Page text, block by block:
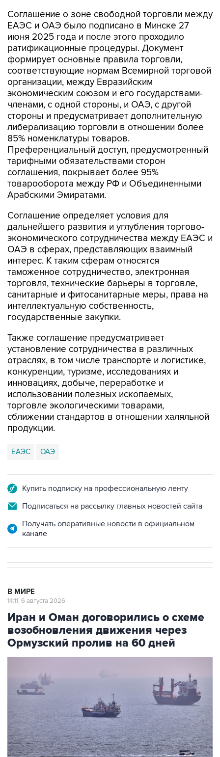
Соглашение о зоне свободной торговли между
ЕАЭС и ОАЭ было подписано в Минске 27
июня 2025 года и после этого проходило
ратификационные процедуры. Документ
формирует основные правила торговли,
соответствующие нормам Всемирной торговой
организации, между Евразийским
экономическим союзом и его государствами-
членами, с одной стороны, и ОАЭ, с другой
стороны и предусматривает дополнительную
либерализацию торговли в отношении более
85% номенклатуры товаров.
Преференциальный доступ, предусмотренный
тарифными обязательствами сторон
соглашения, покрывает более 95%
товарооборота между РФ и Объединенными
Арабскими Эмиратами.
Соглашение определяет условия для
дальнейшего развития и углубления торгово-
экономического сотрудничества между ЕАЭС и
ОАЭ в сферах, представляющих взаимный
интерес. К таким сферам относятся
таможенное сотрудничество, электронная
торговля, технические барьеры в торговле,
санитарные и фитосанитарные меры, права на
интеллектуальную собственность,
государственные закупки.
Также соглашение предусматривает
установление сотрудничества в различных
отраслях, в том числе транспорте и логистике,
конкуренции, туризме, исследованиях и
инновациях, добыче, переработке и
использовании полезных ископаемых,
торговле экологическими товарами,
сближении стандартов в отношении халяльной
продукции.
ЕАЭС ОАЭ
Купить подписку на профессиональную ленту
Подписаться на рассылку главных новостей сайта
Получать оперативные новости в официальном
канале
В МИРЕ
14:11, 6 августа 2026
Иран и Оман договорились о схеме
возобновления движения через
Ормузский пролив на 60 дней